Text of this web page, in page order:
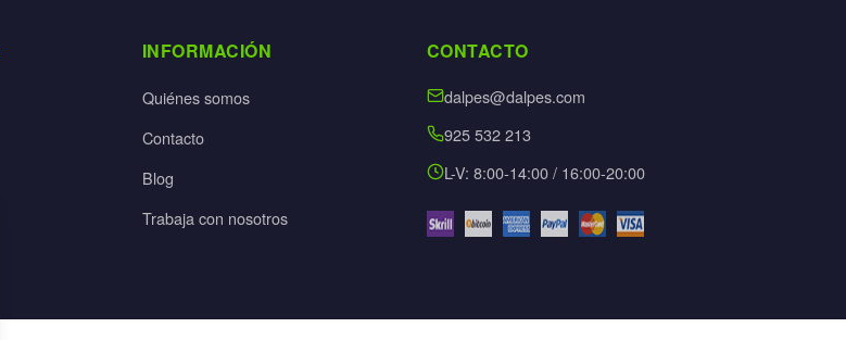
INFORMACIÓN
Quiénes somos
Contacto
Blog
Trabaja con nosotros
CONTACTO
dalpes@dalpes.com
925 532 213
L-V: 8:00-14:00 / 16:00-20:00